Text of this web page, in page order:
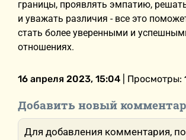
границы, проявлять эмпатию,
и уважать различия - все это
стать более уверенными и
отношениях.
16 апреля 2023, 15:04 | Просмотры:
Добавить новый
Для добавления комментария,